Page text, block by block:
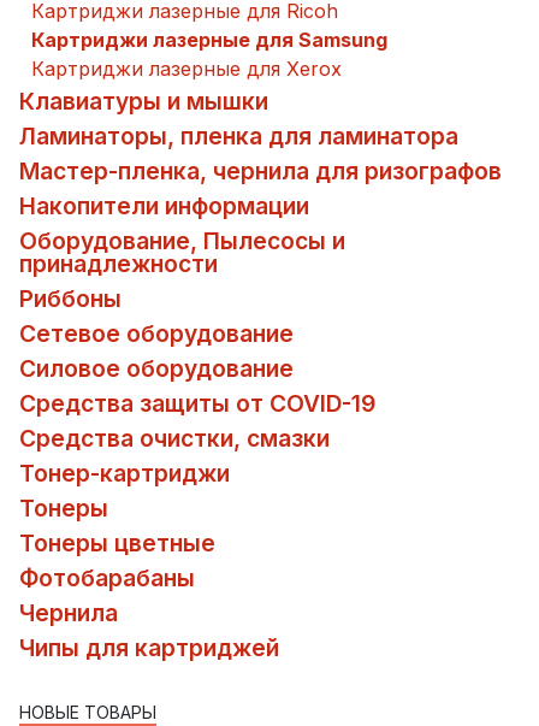
Картриджи лазерные для Ricoh
Картриджи лазерные для Samsung
Картриджи лазерные для Xerox
Клавиатуры и мышки
Ламинаторы, пленка для ламинатора
Мастер-пленка, чернила для ризографов
Накопители информации
Оборудование, Пылесосы и
принадлежности
Риббоны
Сетевое оборудование
Силовое оборудование
Средства защиты от COVID-19
Средства очистки, смазки
Тонер-картриджи
Тонеры
Тонеры цветные
Фотобарабаны
Чернила
Чипы для картриджей
НОВЫЕ ТОВАРЫ